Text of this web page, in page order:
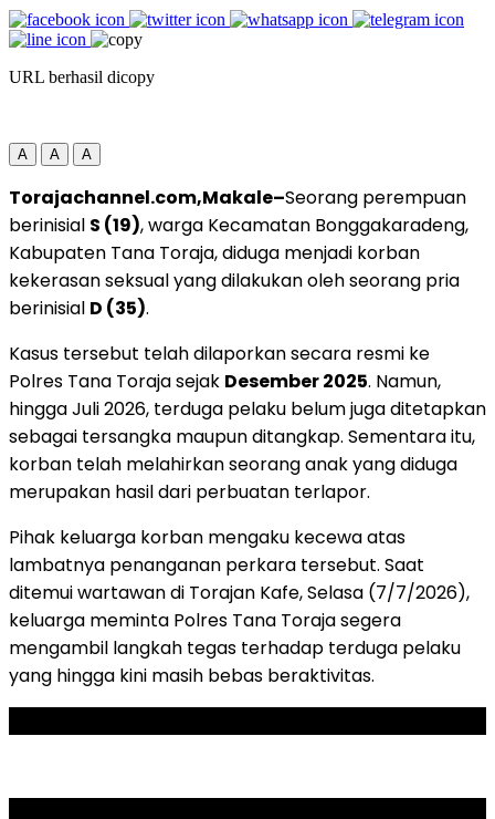
URL berhasil dicopy
A A A
Torajachannel.com,Makale–Seorang perempuan
berinisial S (19), warga Kecamatan Bonggakaradeng,
Kabupaten Tana Toraja, diduga menjadi korban
kekerasan seksual yang dilakukan oleh seorang pria
berinisial D (35).
Kasus tersebut telah dilaporkan secara resmi ke
Polres Tana Toraja sejak Desember 2025. Namun,
hingga Juli 2026, terduga pelaku belum juga ditetapkan
sebagai tersangka maupun ditangkap. Sementara itu,
korban telah melahirkan seorang anak yang diduga
merupakan hasil dari perbuatan terlapor.
Pihak keluarga korban mengaku kecewa atas
lambatnya penanganan perkara tersebut. Saat
ditemui wartawan di Torajan Kafe, Selasa (7/7/2026),
keluarga meminta Polres Tana Toraja segera
mengambil langkah tegas terhadap terduga pelaku
yang hingga kini masih bebas beraktivitas.